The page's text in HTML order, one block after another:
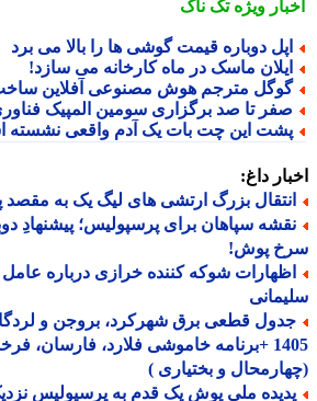
ویژهتک ناک
دوباره قیمت گوشی ها را بالا می برد
ماسک در ماه کارخانه می سازد!
مترجم هوش مصنوعی آفلاین ساخت +
تا صد برگزاری سومین المپیک فناوری ۱۴۰۵
این چت بات یک آدم واقعی نشسته
داغ:
بزرگ ارتشی های لیگ یک به مقصد
سپاهان برای پرسپولیس؛ پیشنهادِ
پوش!
شوکه کننده خرازی درباره عامل
1405 +برنامه خاموشی فلارد، فارسان،
و بختیاری )
ملی پوش یک قدم به پرسپولیس نزدیک